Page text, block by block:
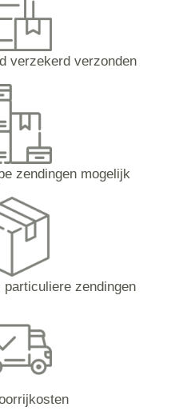
verzekerd verzonden
zendingen mogelijk
zendingen